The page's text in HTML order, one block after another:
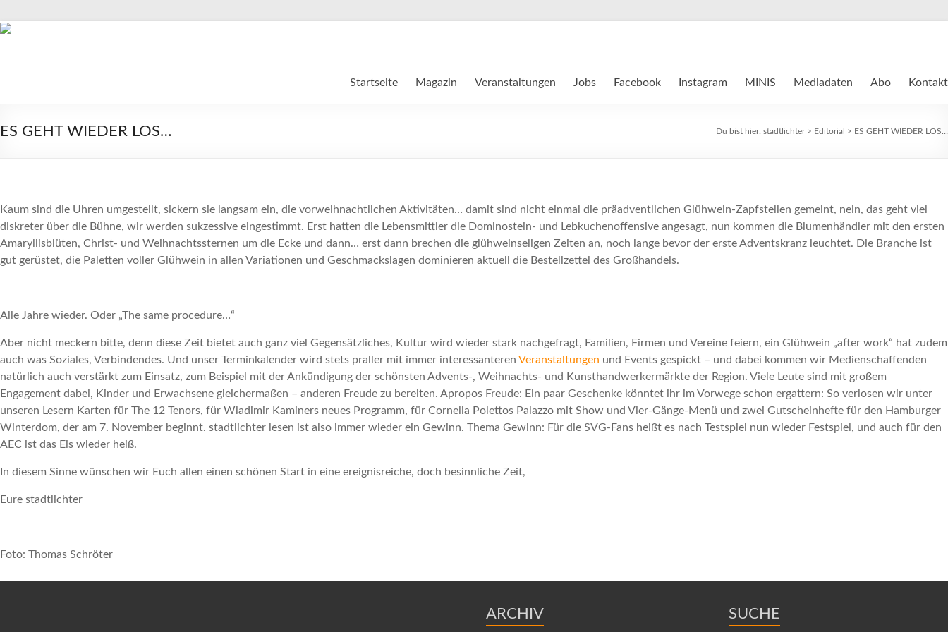
Zum
für
Winsen
Startseite Magazin Veranstaltungen Jobs Facebook Instagram MINIS Mediadaten Abo Kontakt
ES GEHT WIEDER LOS… Du bist hier: stadtlichter> Editorial > ES GEHT WIEDER LOS…
Kaum sind die Uhren umgestellt, sickern sie langsam ein, die vorweihnachtlichen Aktivitäten… damit sind nicht einmal die präadventlichen Glühwein-Zapfstellen gemeint, nein, das geht viel
diskreter über die Bühne, wir werden sukzessive eingestimmt. Erst hatten die Lebensmittler die Dominostein- und Lebkuchenoffensive angesagt, nun kommen die Blumenhändler mit den ersten
Amaryllisblüten, Christ- und Weihnachtssternen um die Ecke und dann… erst dann brechen die glühweinseligen Zeiten an, noch lange bevor der erste Adventskranz leuchtet. Die Branche ist
gut gerüstet, die Paletten voller Glühwein in allen Variationen und Geschmackslagen dominieren aktuell die Bestellzettel des Großhandels.
Alle Jahre wieder. Oder „The same procedure…“
Aber nicht meckern bitte, denn diese Zeit bietet auch ganz viel Gegensätzliches, Kultur wird wieder stark nachgefragt, Familien, Firmen und Vereine feiern, ein Glühwein „after work“ hat zudem
auch was Soziales, Verbindendes. Und unser Terminkalender wird stets praller mit immer interessanteren Veranstaltungen und Events gespickt – und dabei kommen wir Medienschaffenden
natürlich auch verstärkt zum Einsatz, zum Beispiel mit der Ankündigung der schönsten Advents-, Weihnachts- und Kunsthandwerkermärkte der Region. Viele Leute sind mit großem
Engagement dabei, Kinder und Erwachsene gleichermaßen – anderen Freude zu bereiten. Apropos Freude: Ein paar Geschenke könntet ihr im Vorwege schon ergattern: So verlosen wir unter
unseren Lesern Karten für The 12 Tenors, für Wladimir Kaminers neues Programm, für Cornelia Polettos Palazzo mit Show und Vier-Gänge-Menü und zwei Gutscheinhefte für den Hamburger
Winterdom, der am 7. November beginnt. stadtlichter lesen ist also immer wieder ein Gewinn. Thema Gewinn: Für die SVG-Fans heißt es nach Testspiel nun wieder Festspiel, und auch für den
AEC ist das Eis wieder heiß.
In diesem Sinne wünschen wir Euch allen einen schönen Start in eine ereignisreiche, doch besinnliche Zeit,
Eure stadtlichter
Foto: Thomas Schröter
ARCHIV SUCHE